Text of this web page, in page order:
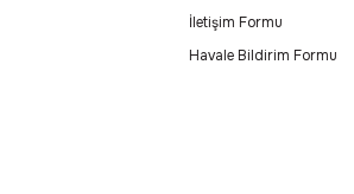
İletişim Formu
Havale Bildirim Formu